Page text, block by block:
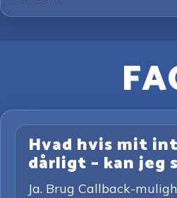
Hvad hvis mit
dårligt – kan jeg
Ja. Brug Callback-